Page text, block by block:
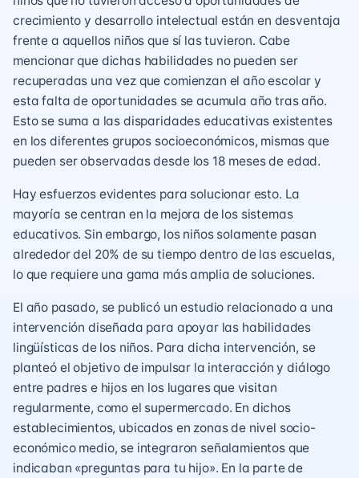
crecimiento y desarrollo intelectual están en desventaja
frente a aquellos niños que sí las tuvieron. Cabe
mencionar que dichas habilidades no pueden ser
recuperadas una vez que comienzan el año escolar y
esta falta de oportunidades se acumula año tras año.
Esto se suma a las disparidades educativas existentes
en los diferentes grupos socioeconómicos, mismas que
pueden ser observadas desde los 18 meses de edad.
Hay esfuerzos evidentes para solucionar esto. La
mayoría se centran en la mejora de los sistemas
educativos. Sin embargo, los niños solamente pasan
alrededor del 20% de su tiempo dentro de las escuelas,
lo que requiere una gama más amplia de soluciones.
El año pasado, se publicó un estudio relacionado a una
intervención diseñada para apoyar las habilidades
lingüísticas de los niños. Para dicha intervención, se
planteó el objetivo de impulsar la interacción y diálogo
entre padres e hijos en los lugares que visitan
regularmente, como el supermercado. En dichos
establecimientos, ubicados en zonas de nivel socio-
económico medio, se integraron señalamientos que
indicaban «preguntas para tu hijo». En la parte de